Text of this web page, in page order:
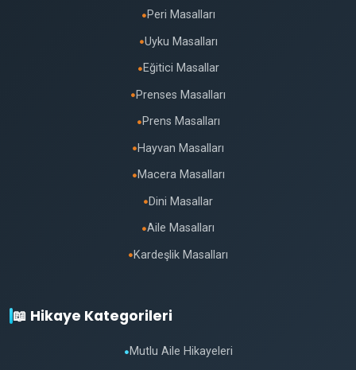
● Peri Masalları
●Uyku Masalları
● Eğitici Masallar
● Prenses Masalları
● Prens Masalları
● Hayvan Masalları
● Macera Masalları
● Dini Masallar
●Aile Masalları
● Kardeşlik Masalları
📖 Hikaye Kategorileri
● Mutlu Aile Hikayeleri